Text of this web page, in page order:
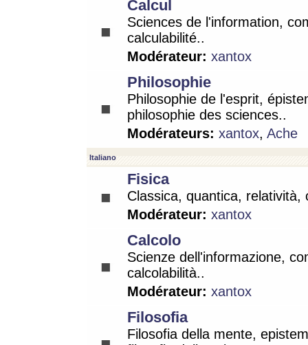
Calcul
Sciences de l'information,
calculabilité..
Modérateur: xantox
Philosophie
Philosophie de l'esprit,
philosophie des sciences..
Modérateurs: xantox, Ache
Italiano
Fisica
Classica, quantica, relatività,
Modérateur: xantox
Calcolo
Scienze dell'informazione,
calcolabilità..
Modérateur: xantox
Filosofia
Filosofia della mente,